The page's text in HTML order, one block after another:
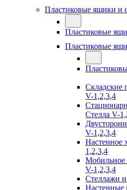
Пластиковые ящики и
Пластиковые
Пластиковые
Складские
V-1,2,3,4
Стелла V-
V-1,2,3,4
Настенное
1,2,3,4
Мобильное
V-1,2,3,4
Стеллажи
Настенные